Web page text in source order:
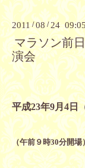
2011/08/24 09:05
マラソン前
演会
平成23年9月4日
（午前９時30分開場